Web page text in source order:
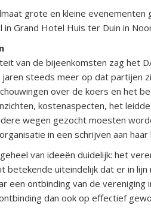
grote en kleine
Grand Hotel Huis ter Duin in
van de bijeenkomsten zag het
steeds meer op dat partijen
over de koers en het
kostenaspecten, het
wegen gezocht moesten
in een schrijven aan haar
van ideeën duidelijk: het
betekende uiteindelijk dat er in
een ontbinding van de
dan ook op effectief